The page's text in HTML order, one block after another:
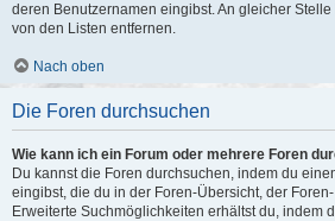
deren Benutzernamen eingibst. An gleicher
von den Listen entfernen.
Nach oben
Die Foren durchsuchen
Wie kann ich ein Forum oder mehrere Foren
Du kannst die Foren durchsuchen, indem du
eingibst, die du in der Foren-Übersicht, der
Erweiterte Suchmöglichkeiten erhältst du, indem